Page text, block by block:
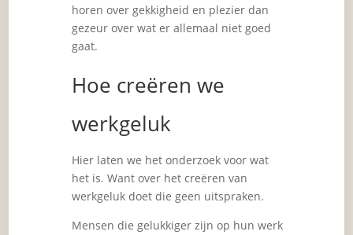
horen over gekkigheid en plezier dan
gezeur over wat er allemaal niet goed
gaat.
Hoe creëren we
werkgeluk
Hier laten we het onderzoek voor wat
het is. Want over het creëren van
werkgeluk doet die geen uitspraken.
Mensen die gelukkiger zijn op hun werk